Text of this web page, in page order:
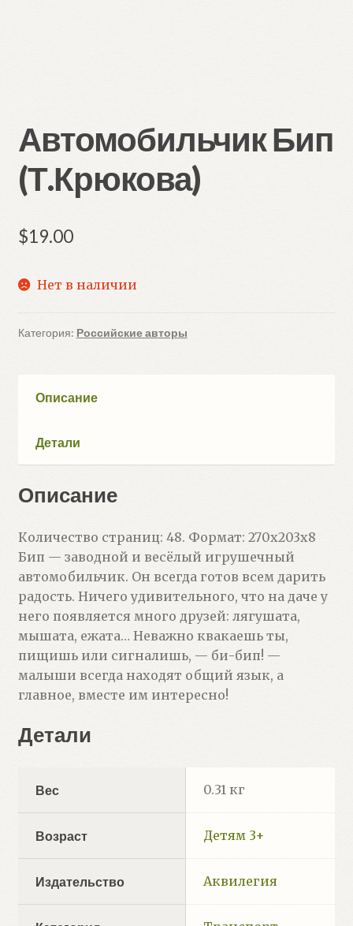
Автомобильчик Бип
(Т.Крюкова)
$19.00
Нет в наличии
Категория: Российские авторы
Описание
Детали
Описание
Количество страниц: 48. Формат: 270х203х8
Бип — заводной и весёлый игрушечный
автомобильчик. Он всегда готов всем дарить
радость. Ничего удивительного, что на даче у
него появляется много друзей: лягушата,
мышата, ежата… Неважно квакаешь ты,
пищишь или сигналишь, — би-бип! —
малыши всегда находят общий язык, а
главное, вместе им интересно!
Детали
Вес 0.31 кг
Возраст Детям 3+
Издательство Аквилегия